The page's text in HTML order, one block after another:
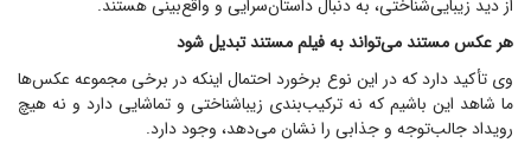
از دید زیبایی‌شناختی، به دنبال داستان‌سرایی و واقع‌بینی هستند.
هر عکس مستند می‌تواند به فیلم مستند تبدیل شود
وی تأکید دارد که در این نوع برخورد احتمال اینکه در برخی مجموعه عکس‌ها
ما شاهد این باشیم که نه ترکیب‌بندی زیباشناختی و تماشایی دارد و نه هیچ
رویداد جالب‌توجه و جذابی را نشان می‌دهد، وجود دارد.